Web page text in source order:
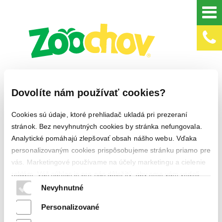
včelárstvo
Ponúkame kompletný
sortiment pre včelárov:-
ochranný odev, úle,
medzistienky, rámiky,
prípravky na chov včelích
matiek, materské mriežky,
Dovolíte nám používať cookies?
Cookies sú údaje, ktoré prehliadač ukladá pri prezeraní
stránok. Bez nevyhnutných cookies by stránka nefungovala.
Analytické pomáhajú zlepšovať obsah nášho webu. Vďaka
personalizovaným cookies prispôsobujeme stránku priamo pre
vás. Marketingové používame na účely marketingu a cielenie
reklám. Váš súhlas je pre nás dôležitý, aby sme vám vedeli
ponúknuť čo najlepší obsah.
Ochrana osobných údajov a cookies
Nevyhnutné
Personalizované